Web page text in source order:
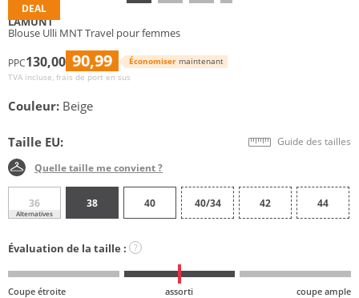
DEAL
LAMUNT
Blouse Ulli MNT Travel pour femmes
PPC130,00 90,99 Économiser maintenant
TVA incluse, frais de port en sus
Couleur: Beige
Taille EU: Guide des tailles
Quelle taille me convient ?
36
Alternatives
38 40 40/34 42 44
Évaluation de la taille : ?
Coupe étroite assorti coupe ample